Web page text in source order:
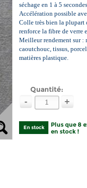
séchage en 1 à 5
Accélération possible
Colle très bien la plupart
renforce la fibre de verre
Meilleur rendement sur :
caoutchouc, tissus,
matières plastique.
Quantité:
- +
En stock
Plus que 8
en stock !